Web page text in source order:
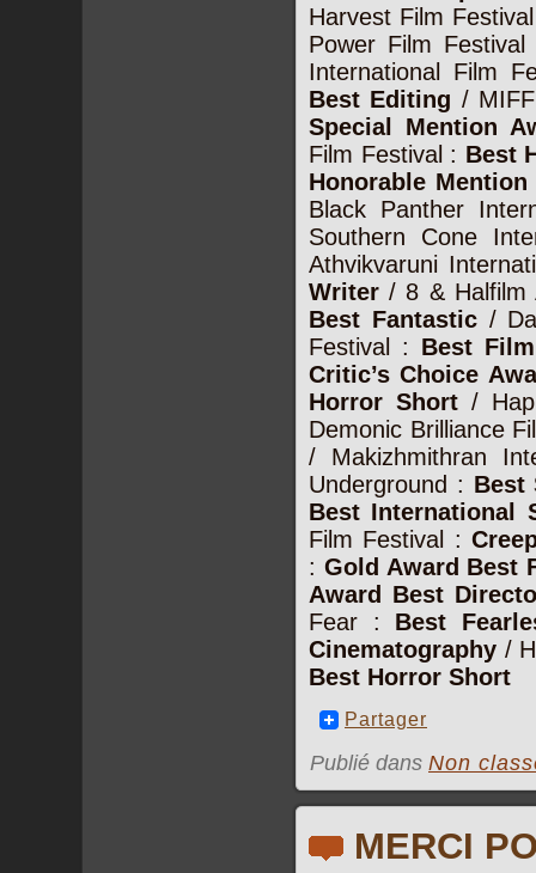
Harvest Film
Power Film
International Film
Best Editing /
Special Mention
Film Festival : Best
Honorable
Black Panther
Southern Cone
Athvikvaruni
Writer / 8 &
Best Fantastic/
Festival : Best
Critic’s Choice
Horror Short /
Demonic Brilliance
/ Makizhmithran
Underground : Best
Best International
Film Festival :
: Gold Award Best
Award Best
Fear : Best
Cinematography /
Best Horror Short
Partager
Publié dans Non
MERCI